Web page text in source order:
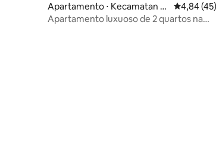
Apartamento ⋅ Kecamatan P
enjaringan
4,84 de
4,84 (45)
Apartamento luxuoso de 2 quartos na